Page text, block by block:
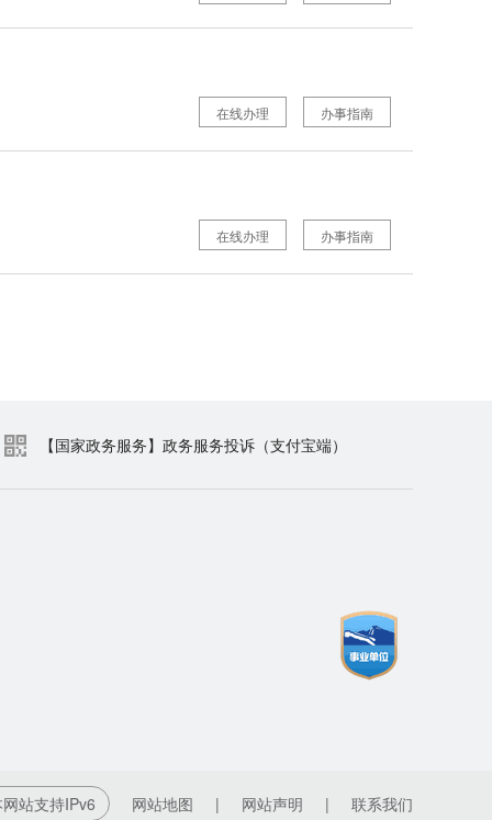
办事指南
在线办理
办事指南
在线办理
【国家政务服务】政务服务投诉（支付宝端）
站支持IPv6 网站地图 | 网站声明 | 联系我们